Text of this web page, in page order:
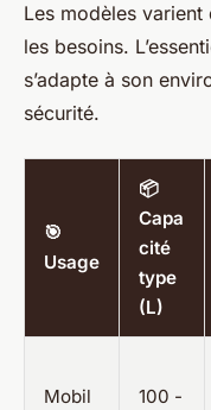
Les modèles
les besoins.
s’adapte à son
sécurité.
🎯
Usage
📦
Capa
cité
type
(L)
Mobil
100 -